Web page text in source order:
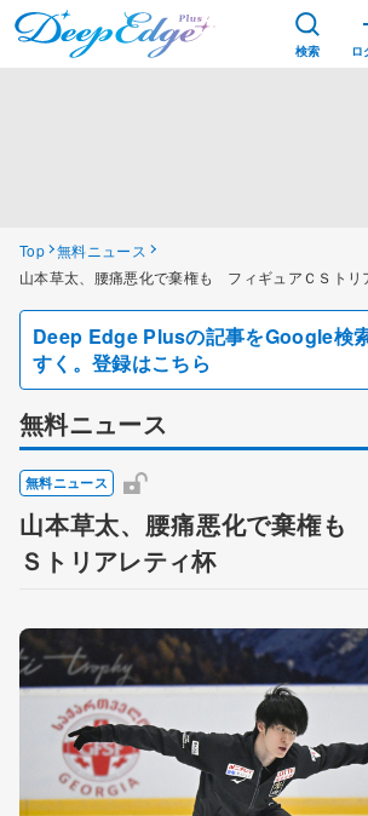
検索 ロ
Top 無料ニュース
山本草太、腰痛悪化で棄権も フィギュアＣＳトリ
Deep Edge Plusの記事をGoogle検
すく。登録はこちら
無料ニュース
無料ニュース
山本草太、腰痛悪化で棄権も
Ｓトリアレティ杯